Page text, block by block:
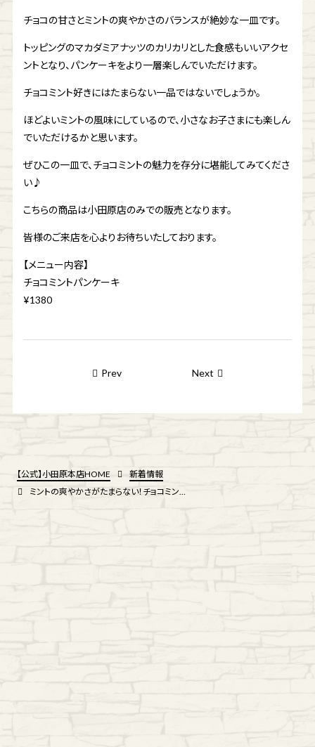
チョコの甘さとミントの爽やかさのバランスが絶妙な一皿です。
トッピングのマカダミアナッツのカリカリとした食感もいいアクセ
ントとなり、パンケーキをより一層楽しんでいただけます。
チョコミント好きにはたまらない一品ではないでしょうか。
ほどよいミントの風味にしているので、小さなお子さまにも楽しん
でいただけるかと思います。
ぜひこの一皿で、チョコミントの魅力を存分に堪能してみてくださ
い♪
こちらの商品は小田原店のみでの販売となります。
皆様のご来店を心よりお待ちいたしております。
【メニュー内容】
チョコミントパンケーキ
¥1380
Prev Next
【公式】小田原本店HOME
新着情報
ミントの爽やかさがたまらない！チョコミントソースのパンケーキ新登場♪